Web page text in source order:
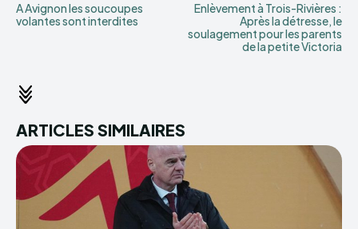
A Avignon les soucoupes
volantes sont interdites
Enlèvement à Trois-Rivières :
Après la détresse, le
soulagement pour les parents
de la petite Victoria
ARTICLES SIMILAIRES